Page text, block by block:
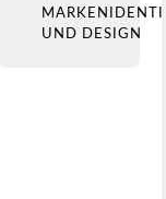
UND DESIGN